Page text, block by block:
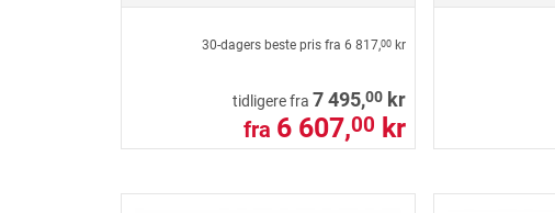
30-dagers beste pris fra 6 817,00 kr
tidligere fra 7 495,00 kr
fra 6 607,00 kr